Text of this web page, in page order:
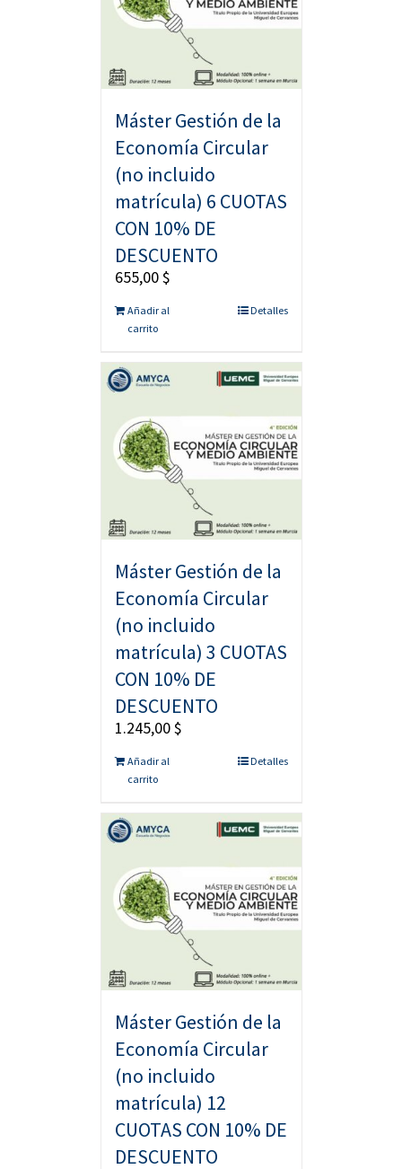
Máster Gestión de la
Economía Circular
(no incluido
matrícula) 6 CUOTAS
CON 10% DE
DESCUENTO
655,00$
Añadir al
carrito
Detalles
Máster Gestión de la
Economía Circular
(no incluido
matrícula) 3 CUOTAS
CON 10% DE
DESCUENTO
1.245,00$
Añadir al
carrito
Detalles
Máster Gestión de la
Economía Circular
(no incluido
matrícula) 12
CUOTAS CON 10% DE
DESCUENTO